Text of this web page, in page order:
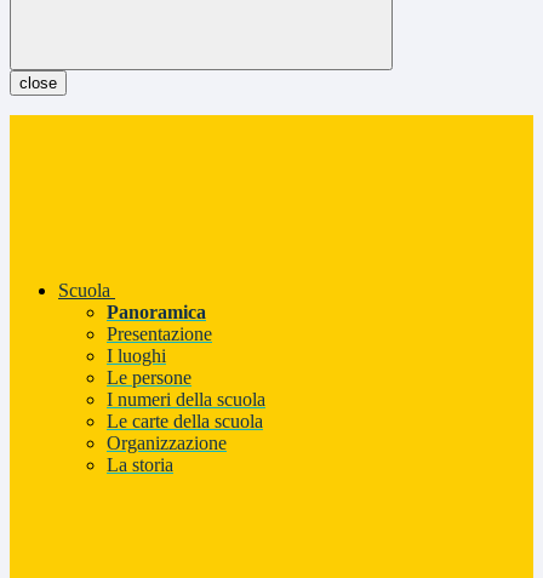
close
Scuola
Panoramica
Presentazione
I luoghi
Le persone
I numeri della scuola
Le carte della scuola
Organizzazione
La storia